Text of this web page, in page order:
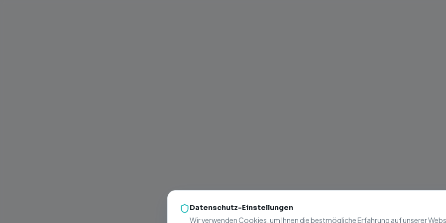
Datenschutz-Einstellungen
Wir verwenden Cookies, um Ihnen die bestmögliche Erfahrung auf unserer